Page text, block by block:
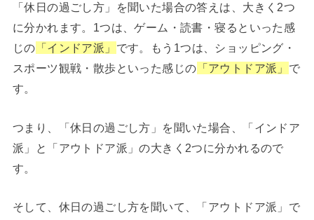
「休日の過ごし方」を聞いた場合の答えは、大きく2つ
に分かれます。1つは、ゲーム・読書・寝るといった感
じの 「インドア派」 です。もう1つは、ショッピング・
スポーツ観戦・散歩といった感じの 「アウトドア派」 で
す。
つまり、「休日の過ごし方」を聞いた場合、「インドア
派」と「アウトドア派」の大きく2つに分かれるので
す。
そして、休日の過ごし方を聞いて、「アウトドア派」で